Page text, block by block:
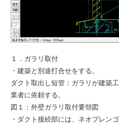
１．ガラリ取付
・建築と別途打合せをする。
ダクト取出し短管：ガラリが建築
業者に依頼する。
図１：外壁ガラリ取付要領図
・ダクト接続部には、ネオプレン